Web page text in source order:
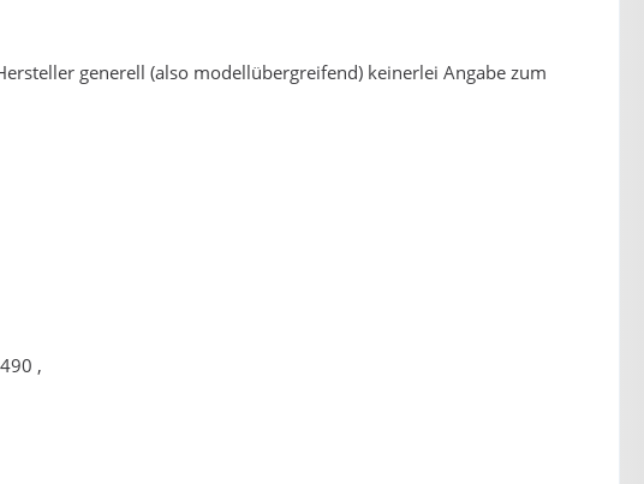
generell (also modellübergreifend) keinerlei Angabe zum
,